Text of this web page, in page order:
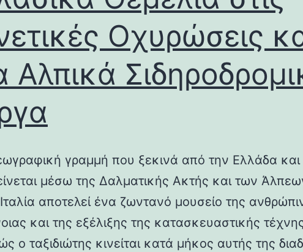
Οχυρώσεις
Αλπικά
γραμμή που ξεκινά από την Ελλάδα και
μέσω της Δαλματικής Ακτής και των
αποτελεί ένα ζωντανό μουσείο της
και της εξέλιξης της κατασκευαστικής
ο ταξιδιώτης κινείται κατά μήκος αυτής της